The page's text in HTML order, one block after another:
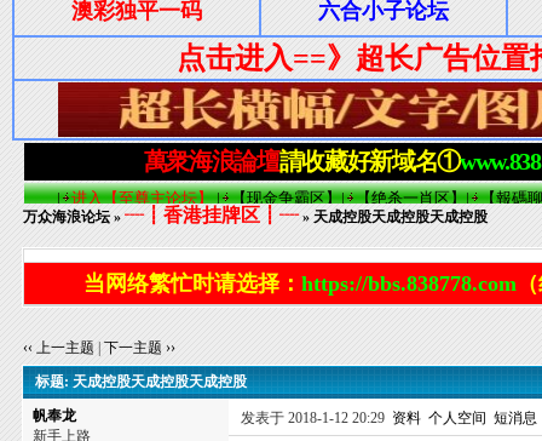
万众海浪论坛 »┈┋香港挂牌区┋┈» 天成控股天成控股天成控股
当网络繁忙时请选择： https://bbs.838778.com
‹‹ 上一主题 |下一主题 ››
标题: 天成控股天成控股天成控股
帆奉龙
新手上路
发表于 2018-1-12 20:29 资料 个人空间 短消息